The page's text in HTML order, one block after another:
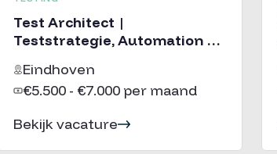
Test Architect |
Teststrategie, Automation &
Eindhoven
€5.500 - €7.000 per maand
Bekijk vacature